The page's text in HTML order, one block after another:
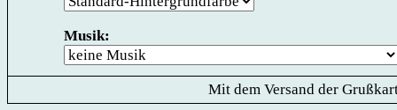
Musik:
Mit dem Versand der